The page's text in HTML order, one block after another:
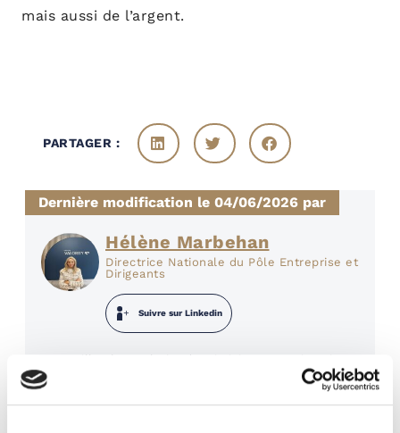
mais aussi de l’argent.
PARTAGER :
Dernière modification le 04/06/2026 par
Hélène Marbehan
Directrice Nationale du Pôle Entreprise et
Dirigeants
Suivre sur Linkedin
Je travaille chez Valority depuis juin 2018 et je suis
actuellement Directrice Nationale du Pôle Entreprise
et Dirigeants. J’aime développer, animer les équipes et